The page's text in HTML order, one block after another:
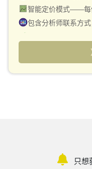
智能定价模式——每
包含分析师联系方
只想